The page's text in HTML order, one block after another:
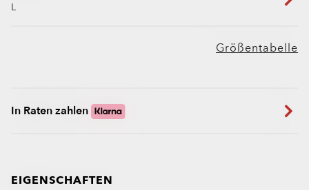
L
Größentabelle
In Raten zahlen
EIGENSCHAFTEN